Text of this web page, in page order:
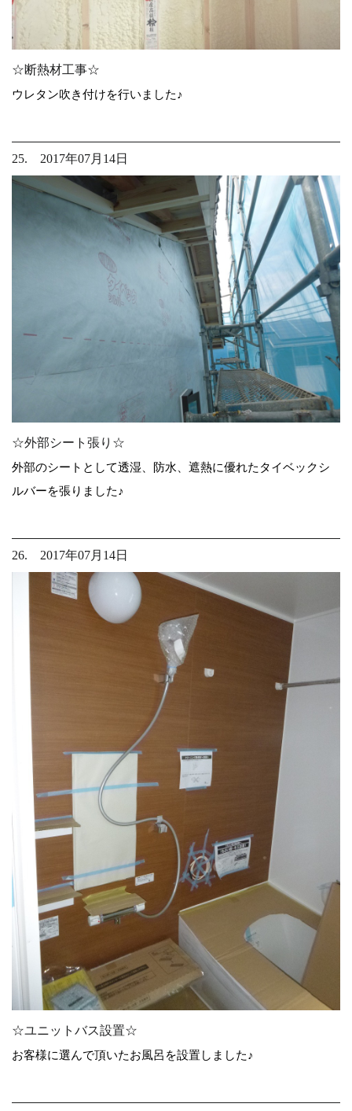
☆断熱材工事☆
ウレタン吹き付けを行いました♪
25. 2017年07月14日
☆外部シート張り☆
外部のシートとして透湿、防水、遮熱に優れたタイベックシ
ルバーを張りました♪
26. 2017年07月14日
☆ユニットバス設置☆
お客様に選んで頂いたお風呂を設置しました♪